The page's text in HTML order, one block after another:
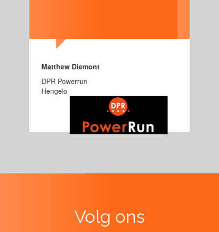
Arend van der Weide
Tegelzetbedrijf AJ van der Weide
Wierden
Volg ons